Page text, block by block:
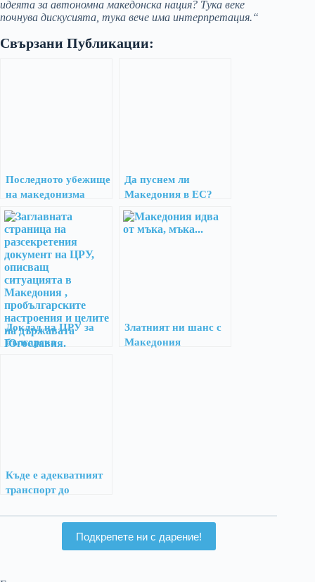
идеята за автономна македонска нация? Тука веке
почнува дискусията, тука вече има интерпретация.“
Свързани Публикации:
Последното убежище
на македонизма
Да пуснем ли
Македония в ЕС?
Доклад на ЦРУ за
българска
Златният ни шанс с
Македония
Къде е адекватният
транспорт до
Подкрепете ни с дарение!